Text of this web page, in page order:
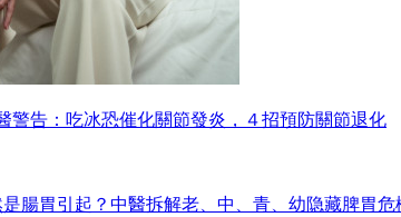
警告：吃冰恐催化關節發炎，４招預防關節退化
腸胃引起？中醫拆解老、中、青、幼隐藏脾胃危